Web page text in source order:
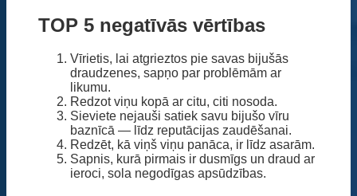
TOP 5 negatīvās vērtības
Vīrietis, lai atgrieztos pie savas bijušās
draudzenes, sapņo par problēmām ar
likumu.
Redzot viņu kopā ar citu, citi nosoda.
Sieviete nejauši satiek savu bijušo vīru
baznīcā — līdz reputācijas zaudēšanai.
Redzēt, kā viņš viņu panāca, ir līdz asarām.
Sapnis, kurā pirmais ir dusmīgs un draud ar
ieroci, sola negodīgas apsūdzības.